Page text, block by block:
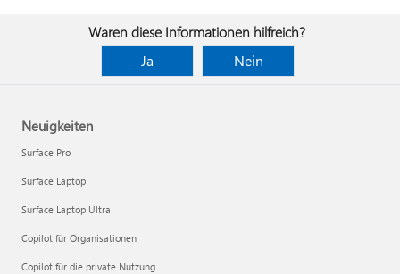
Waren diese Informationen hilfreich?
Ja
Nein
Neuigkeiten
Surface Pro
Surface Laptop
Surface Laptop Ultra
Copilot für Organisationen
Copilot für die private Nutzung